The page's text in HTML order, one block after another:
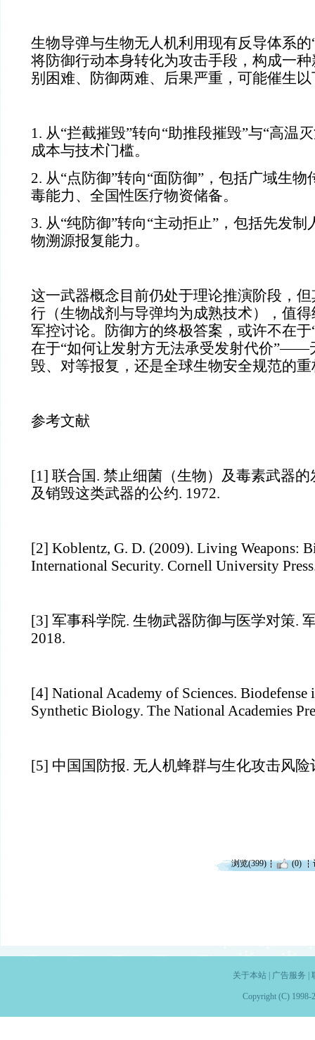
生物导弹与生物无人机利用现有反导体系的
将防御行动本身转化为攻击手段，构成一
别困难、防御两难、后果严重，可能催生
1. 从“拦截摧毁”转向“助推段摧毁”与“高温
成本与技术门槛。
2. 从“点防御”转向“面防御”，包括广域生
毒能力、全国性医疗物资储备。
3. 从“纯防御”转向“主动拒止”，包括先发
物溯源报复能力。
这一武器概念目前仍处于理论推演阶段，
行（生物战剂与导弹均为成熟技术），值
军控讨论。防御方的终极答案，或许不在于
在于“如何让发射方无法承受发射代价”——
毁、对等报复，还是全球生物安全规范的重
参考文献
[1] 联合国. 禁止细菌（生物）及毒素武器
及销毁这类武器的公约. 1972.
[2] Koblentz, G. D. (2009). Living Weapons:
International Security. Cornell University
[3] 军事科学院. 生物武器防御与医学对策.
2018.
[4] National Academy of Sciences. Biodefense
Synthetic Biology. The National Academies
[5] 中国国防报. 无人机蜂群与生化攻击风险
浏览(399) (0)
关于本站| 广告服务
Copyright (C) 1998-